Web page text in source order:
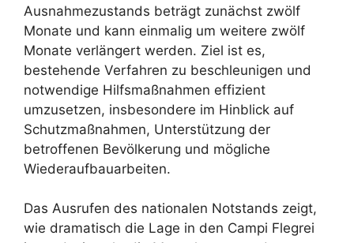
Ausnahmezustands beträgt zunächst zwölf
Monate und kann einmalig um weitere zwölf
Monate verlängert werden. Ziel ist es,
bestehende Verfahren zu beschleunigen und
notwendige Hilfsmaßnahmen effizient
umzusetzen, insbesondere im Hinblick auf
Schutzmaßnahmen, Unterstützung der
betroffenen Bevölkerung und mögliche
Wiederaufbauarbeiten.
Das Ausrufen des nationalen Notstands zeigt,
wie dramatisch die Lage in den Campi Flegrei